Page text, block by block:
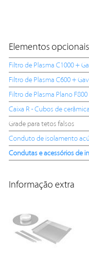
Elementos opcionais
Filtro de Plasma C1000 +
Filtro de Plasma C600 +
Filtro de Plasma Plano F800
Caixa R - Cubos de
Grade para tetos falsos
Conduto de isolamento
Condutas e acessórios de
Informação extra